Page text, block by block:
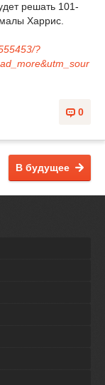
решать 101-
Харрис.
?
0
В будущее